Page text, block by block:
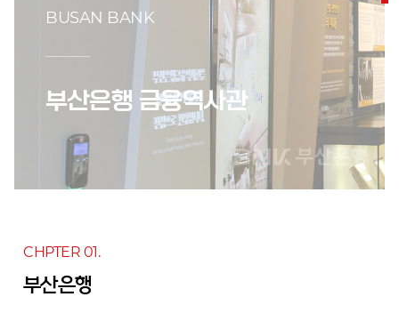
BUSAN BANK
부산은행 금융역사관
CHPTER 01.
부산은행